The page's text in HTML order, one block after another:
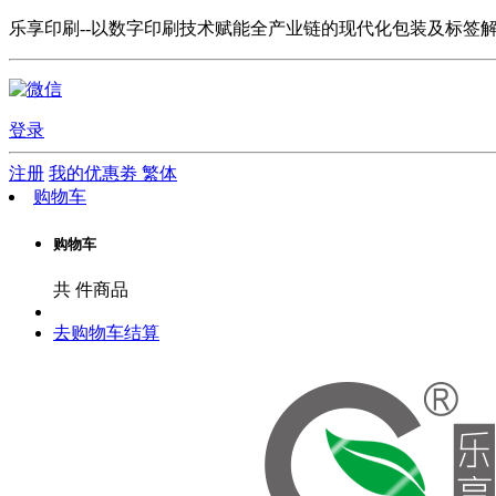
乐享印刷--以数字印刷技术赋能全产业链的现代化包装及标签
登录
注册 我的优惠劵 繁体
购物车
购物车
共 件商品
去购物车结算